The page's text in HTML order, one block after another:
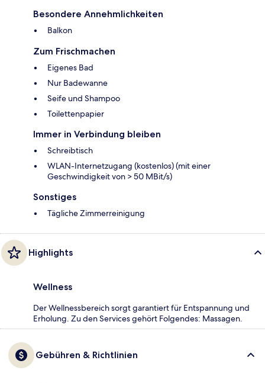
Besondere Annehmlichkeiten
Balkon
Zum Frischmachen
Eigenes Bad
Nur Badewanne
Seife und Shampoo
Toilettenpapier
Immer in Verbindung bleiben
Schreibtisch
WLAN-Internetzugang (kostenlos) (mit einer
Geschwindigkeit von > 50 MBit/s)
Sonstiges
Tägliche Zimmerreinigung
Highlights
Wellness
Der Wellnessbereich sorgt garantiert für Entspannung und
Erholung. Zu den Services gehört Folgendes: Massagen.
Gebühren & Richtlinien